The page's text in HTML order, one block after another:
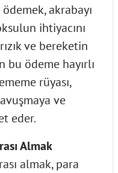
akrabayı
ihtiyacını
ve bereketin
ödeme hayırlı
rüyası,
ve
eder.
Almak
almak, para